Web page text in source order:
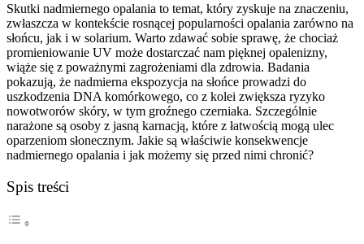
Skutki nadmiernego opalania to temat, który zyskuje na znaczeniu,
zwłaszcza w kontekście rosnącej popularności opalania zarówno na
słońcu, jak i w solarium. Warto zdawać sobie sprawę, że chociaż
promieniowanie UV może dostarczać nam pięknej opalenizny,
wiąże się z poważnymi zagrożeniami dla zdrowia. Badania
pokazują, że nadmierna ekspozycja na słońce prowadzi do
uszkodzenia DNA komórkowego, co z kolei zwiększa ryzyko
nowotworów skóry, w tym groźnego czerniaka. Szczególnie
narażone są osoby z jasną karnacją, które z łatwością mogą ulec
oparzeniom słonecznym. Jakie są właściwie konsekwencje
nadmiernego opalania i jak możemy się przed nimi chronić?
Spis treści